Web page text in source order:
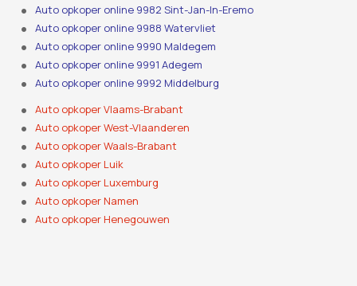
Auto opkoper online 9982 Sint-Jan-In-Eremo
Auto opkoper online 9988 Watervliet
Auto opkoper online 9990 Maldegem
Auto opkoper online 9991 Adegem
Auto opkoper online 9992 Middelburg
Auto opkoper Vlaams-Brabant
Auto opkoper West-Vlaanderen
Auto opkoper Waals-Brabant
Auto opkoper Luik
Auto opkoper Luxemburg
Auto opkoper Namen
Auto opkoper Henegouwen